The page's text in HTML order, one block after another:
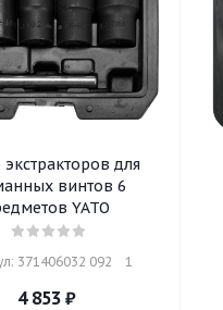
для
винтов 6
YATO
371406032 092    1
4 853 ₽